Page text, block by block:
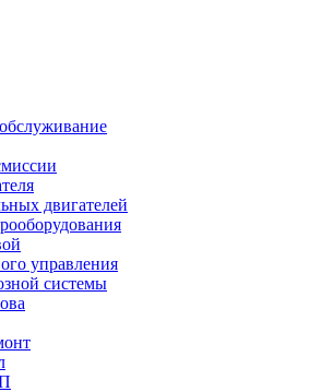
двигателей
управления
системы